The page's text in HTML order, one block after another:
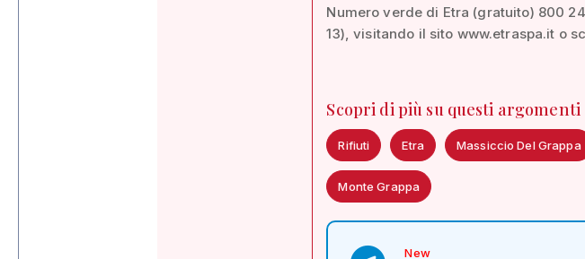
Numero verde di Etra (gratuito) 800
13), visitando il sito www.etraspa.it o
Scopri di più su questi argomenti
Rifiuti Etra Massiccio Del Grappa
Monte Grappa
New